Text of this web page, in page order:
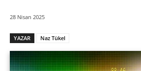
28 Nisan 2025
YAZAR Naz Tükel